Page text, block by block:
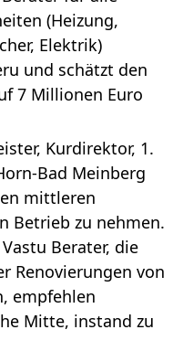
(Heizung,
Elektrik)
und schätzt den
7 Millionen Euro
Kurdirektor, 1.
Bad Meinberg
mittleren
Betrieb zu nehmen.
Berater, die
Renovierungen von
empfehlen
Mitte, instand zu